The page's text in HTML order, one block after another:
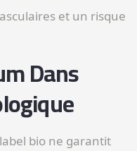
et un risque
Dans
bio ne garantit